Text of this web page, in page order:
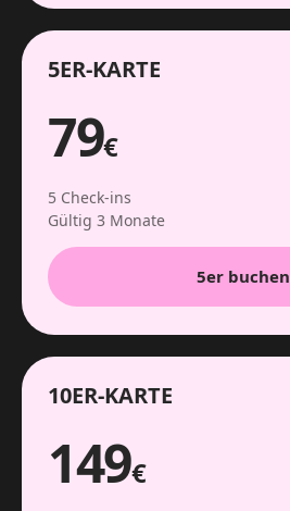
5ER-KARTE
79€
5 Check-ins
Gültig 3 Monate
5er buchen
10ER-KARTE
149€